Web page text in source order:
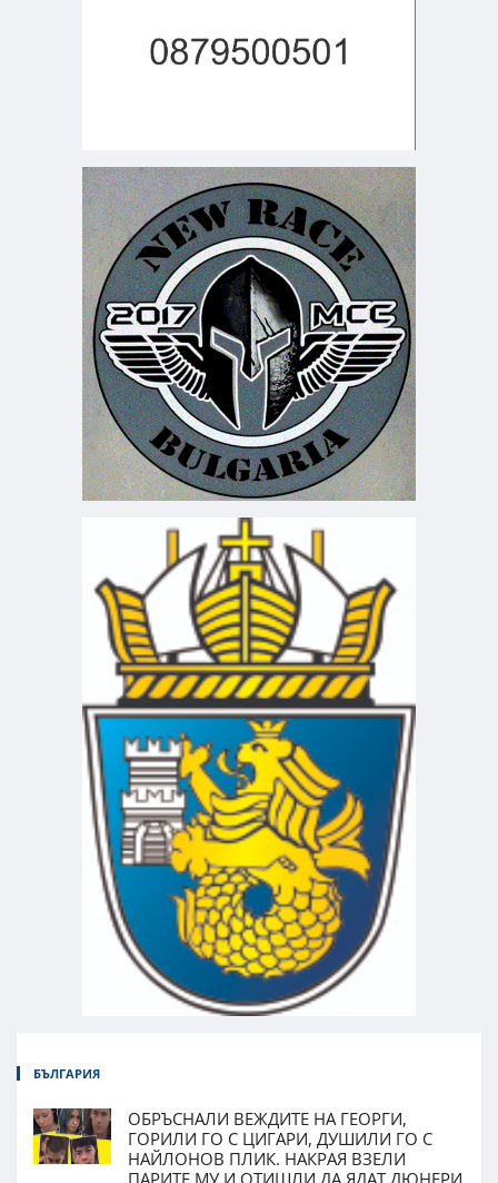
БЪЛГАРИЯ
ОБРЪСНАЛИ ВЕЖДИТЕ НА ГЕОРГИ,
ГОРИЛИ ГО С ЦИГАРИ, ДУШИЛИ ГО С
НАЙЛОНОВ ПЛИК. НАКРАЯ ВЗЕЛИ